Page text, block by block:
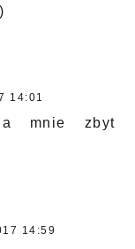
14:01
mnie zbyt
14:59